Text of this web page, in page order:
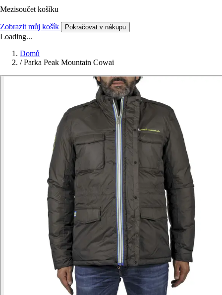
Mezisoučet košíku
Zobrazit můj košík Pokračovat v nákupu
Loading...
Domů
/ Parka Peak Mountain Cowai